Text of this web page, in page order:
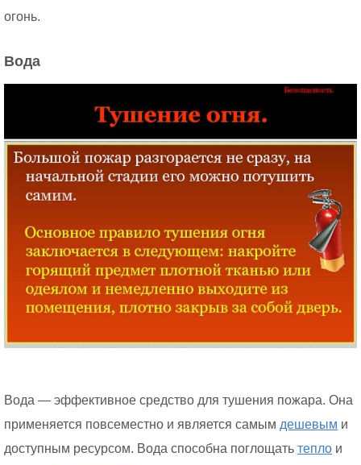
огонь.
Вода
Вода — эффективное средство для тушения пожара. Она
применяется повсеместно и является самым дешевым и
доступным ресурсом. Вода способна поглощать тепло и